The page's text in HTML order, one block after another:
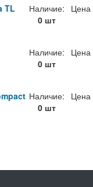
TL
Наличие:
0 шт
Цена
Наличие:
0 шт
Цена
Наличие:
0 шт
Цена